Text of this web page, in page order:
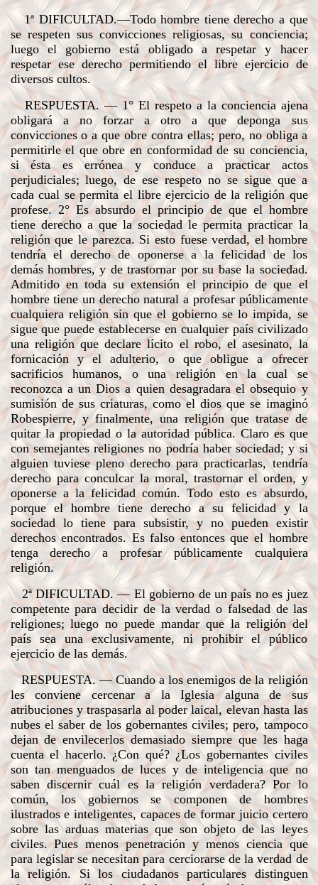
1ª DIFICULTAD.—Todo hombre tiene derecho a que
se respeten sus convicciones religiosas, su conciencia;
luego el gobierno está obligado a respetar y hacer
respetar ese derecho permitiendo el libre ejercicio de
diversos cultos.
RESPUESTA. — 1° El respeto a la conciencia ajena
obligará a no forzar a otro a que deponga sus
convicciones o a que obre contra ellas; pero, no obliga a
permitirle el que obre en conformidad de su conciencia,
si ésta es errónea y conduce a practicar actos
perjudiciales; luego, de ese respeto no se sigue que a
cada cual se permita el libre ejercicio de la religión que
profese. 2° Es absurdo el principio de que el hombre
tiene derecho a que la sociedad le permita practicar la
religión que le parezca. Si esto fuese verdad, el hombre
tendría el derecho de oponerse a la felicidad de los
demás hombres, y de trastornar por su base la sociedad.
Admitido en toda su extensión el principio de que el
hombre tiene un derecho natural a profesar públicamente
cualquiera religión sin que el gobierno se lo impida, se
sigue que puede establecerse en cualquier país civilizado
una religión que declare lícito el robo, el asesinato, la
fornicación y el adulterio, o que obligue a ofrecer
sacrificios humanos, o una religión en la cual se
reconozca a un Dios a quien desagradara el obsequio y
sumisión de sus criaturas, como el dios que se imaginó
Robespierre, y finalmente, una religión que tratase de
quitar la propiedad o la autoridad pública. Claro es que
con semejantes religiones no podría haber sociedad; y si
alguien tuviese pleno derecho para practicarlas, tendría
derecho para conculcar la moral, trastornar el orden, y
oponerse a la felicidad común. Todo esto es absurdo,
porque el hombre tiene derecho a su felicidad y la
sociedad lo tiene para subsistir, y no pueden existir
derechos encontrados. Es falso entonces que el hombre
tenga derecho a profesar públicamente cualquiera
religión.
2ªDIFICULTAD. — El gobierno de un país no es juez
competente para decidir de la verdad o falsedad de las
religiones; luego no puede mandar que la religión del
país sea una exclusivamente, ni prohibir el público
ejercicio de las demás.
RESPUESTA. — Cuando a los enemigos de la religión
les conviene cercenar a la Iglesia alguna de sus
atribuciones y traspasarla al poder laical, elevan hasta las
nubes el saber de los gobernantes civiles; pero, tampoco
dejan de envilecerlos demasiado siempre que les haga
cuenta el hacerlo. ¿Con qué? ¿Los gobernantes civiles
son tan menguados de luces y de inteligencia que no
saben discernir cuál es la religión verdadera? Por lo
común, los gobiernos se componen de hombres
ilustrados e inteligentes, capaces de formar juicio certero
sobre las arduas materias que son objeto de las leyes
civiles. Pues menos penetración y menos ciencia que
para legislar se necesitan para cerciorarse de la verdad de
la religión. Si los ciudadanos particulares distinguen